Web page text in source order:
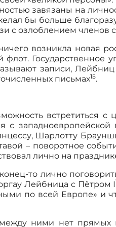
завязаны на
бы больше
с озлоблением членов
возникла новая
записи,
письмах15.
встретиться
с
Шарлотту
– поворотное
лично на
то лично
Лейбница с Пётром I
по всей Европе» и
ними нет прямых